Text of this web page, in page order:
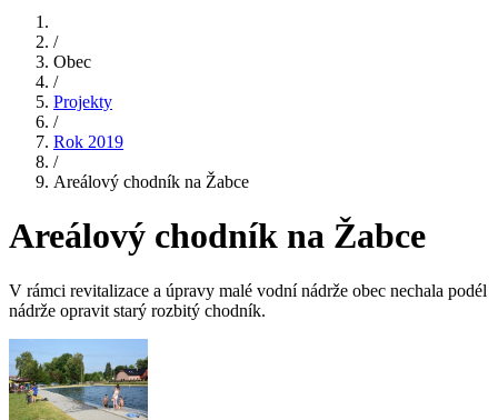
/
Obec
/
Projekty
/
Rok 2019
/
Areálový chodník na Žabce
Areálový chodník na Žabce
V rámci revitalizace a úpravy malé vodní nádrže obec nechala podél
nádrže opravit starý rozbitý chodník.